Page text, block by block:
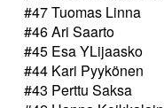
#47 Tuomas Linna
#46 Ari Saarto
#45 Esa YLijaasko
#44 Kari Pyykönen
#43 Perttu Saksa